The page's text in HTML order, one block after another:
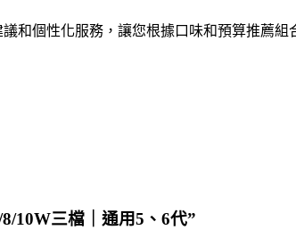
和個性化服務，讓您根據口味和預算推薦
10W三檔｜通用5、6代”